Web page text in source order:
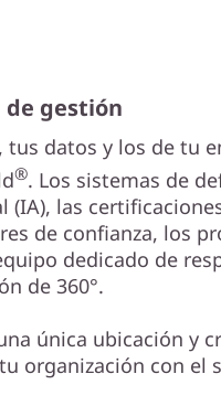
gestión
datos y los de tu
®. Los sistemas de
(IA), las
de confianza, los
dedicado de
de 360°.
única ubicación y
organización con el